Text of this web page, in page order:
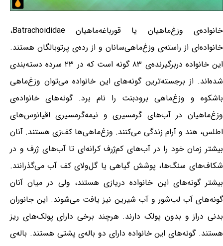
خانواده‌ی وزغ‌ماهیان یا قورباغه‌ماهیان Batrachoididae،
خانواده‌ای از راسته‌ی وزغ‌ماهی‌سانان و از رده‌ی پرتوبالگان هستند.
این خانواده دربرگیرنده‌ی ۸۳ گونه است که در ۲۳ سرده دسته‌بندی
شده‌اند. از برجسته‌ترین گونه‌های این خانواده می‌توان وزغ‌ماهی
باشکوه و وزغ‌ماهی برودبنت را نام برد. گونه‌های خانواده‌ی
وزغ‌ماهیان در آب‌های گرمسیری و نیمه‌گرمسیری اقیانوس‌های
اطلس، هند و آرام زندگی می‌کنند. وزغ‌ماهی‌ها کف‌زی هستند. آنان
بیشتر زمان خود را در آب‌های کم‌ژرف کرانه‌ای تا آب‌های ژرف و در
شکاف‌های سنگ‌ها، پوشش گیاهی یا گل‌ولای کف آب می‌گذرانند.
بیشتر گونه‌های این خانواده دریازی هستند، ولی در میان آنان
گونه‌های آب لب‌شور و آب شیرین نیز یافت می‌شوند. این جانوران
بدنی دراز و بدون پولک دارند. هرچند برخی دارای پولک‌های ریز
هستند. گونه‌های این خانواده دارای دو باله‌ی پشتی هستند. باله‌ی